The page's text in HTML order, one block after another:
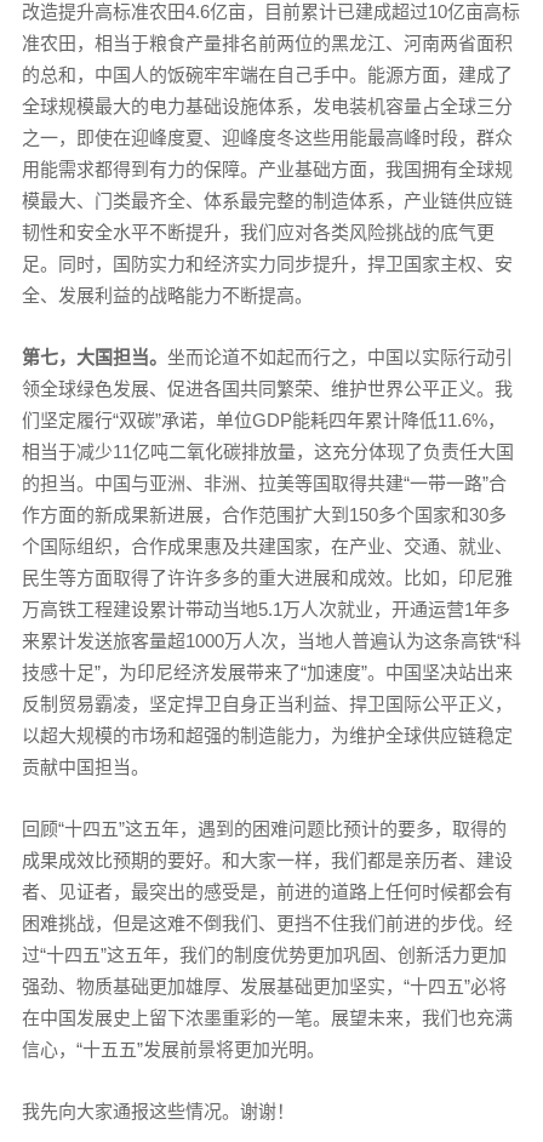
改造提升高标准农田4.6亿亩，目前累计已建成超过10亿亩高标
准农田，相当于粮食产量排名前两位的黑龙江、河南两省面积
的总和，中国人的饭碗牢牢端在自己手中。能源方面，建成了
全球规模最大的电力基础设施体系，发电装机容量占全球三分
之一，即使在迎峰度夏、迎峰度冬这些用能最高峰时段，群众
用能需求都得到有力的保障。产业基础方面，我国拥有全球规
模最大、门类最齐全、体系最完整的制造体系，产业链供应链
韧性和安全水平不断提升，我们应对各类风险挑战的底气更
足。同时，国防实力和经济实力同步提升，捍卫国家主权、安
全、发展利益的战略能力不断提高。
第七，大国担当。 坐而论道不如起而行之，中国以实际行动引
领全球绿色发展、促进各国共同繁荣、维护世界公平正义。我
们坚定履行“双碳”承诺，单位GDP能耗四年累计降低11.6%，
相当于减少11亿吨二氧化碳排放量，这充分体现了负责任大国
的担当。中国与亚洲、非洲、拉美等国取得共建“一带一路”合
作方面的新成果新进展，合作范围扩大到150多个国家和30多
个国际组织，合作成果惠及共建国家，在产业、交通、就业、
民生等方面取得了许许多多的重大进展和成效。比如， 印尼雅
万高铁工程建设累计带动当地5.1万人次就业，开通运营1年多
来累计发送旅客量超1000万人次，当地人普遍认为这条高铁“科
技感十足”，为印尼经济发展带来了“加速度”。 中国坚决站出来
反制贸易霸凌，坚定捍卫自身正当利益、捍卫国际公平正义，
以超大规模的市场和超强的制造能力，为维护全球供应链稳定
贡献中国担当。
回顾“十四五”这五年，遇到的困难问题比预计的要多，取得的
成果成效比预期的要好。和大家一样，我们都是亲历者、建设
者、见证者，最突出的感受是，前进的道路上任何时候都会有
困难挑战，但是这难不倒我们、更挡不住我们前进的步伐。经
过“十四五”这五年，我们的制度优势更加巩固、创新活力更加
强劲、物质基础更加雄厚、发展基础更加坚实，“十四五”必将
在中国发展史上留下浓墨重彩的一笔。展望未来，我们也充满
信心，“十五五”发展前景将更加光明。
我先向大家通报这些情况。谢谢！